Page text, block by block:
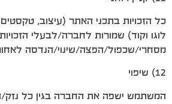
כל הזכויות בתכני האתר (עיצוב,
לוגו וקוד) שמורות לחברה/לבעלי
מסחרי/שכפול/הפצה/שינוי/הנדסה
12) שיפוי
המשתמש ישפה את החברה בגין כל